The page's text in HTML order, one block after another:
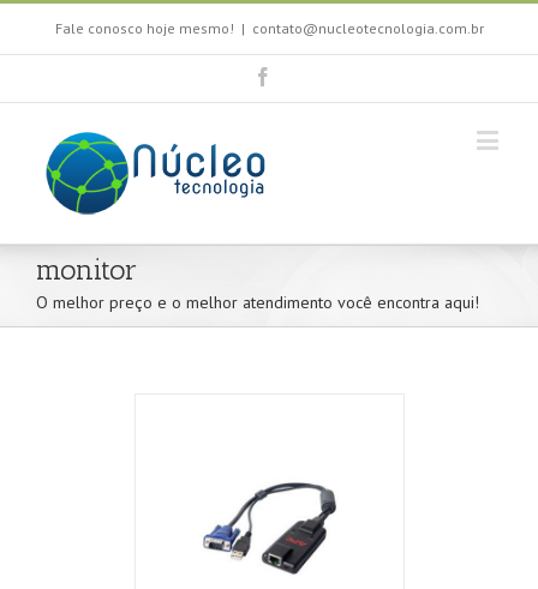
Fale conosco hoje mesmo! | contato@nucleotecnologia.com.br
monitor
O melhor preço e o melhor atendimento você encontra aqui!